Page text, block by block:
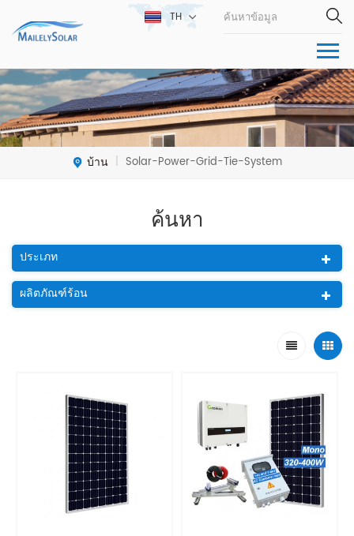
TH
บ้าน | Solar-Power-Grid-Tie-System
ค้นหา
ประเภท
ผลิตภัณฑ์ร้อน